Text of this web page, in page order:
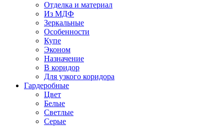
Отделка и материал
Из МДФ
Зеркальные
Особенности
Купе
Эконом
Назначение
В коридор
Для узкого коридора
Гардеробные
Цвет
Белые
Светлые
Серые